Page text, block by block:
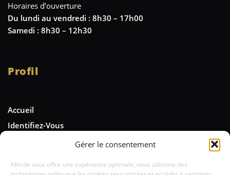
Gérer le consentement
Afin de vous offrir une expérience optimale, nous utilisons des
Horaires d’ouverture
Du lundi au vendredi : 8h30 – 17h00
Samedi : 8h30 – 12h30
Profil
Accueil
Identifiez-Vous
Newsletter